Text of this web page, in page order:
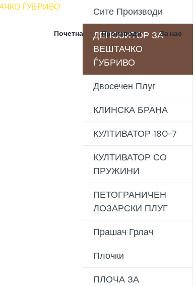
Почетна Производи За нас
ЃУБРИВО
Сите Производи
ДЕПОЗИТОР ЗА
ВЕШТАЧКО
ЃУБРИВО
Двосечен Плуг
КЛИНСКА БРАНА
КУЛТИВАТОР 180-7
КУЛТИВАТОР СО
ПРУЖИНИ
ПЕТОГРАНИЧЕН
ЛОЗАРСКИ ПЛУГ
Прашач Грлач
Плочки
ПЛОЧА ЗА